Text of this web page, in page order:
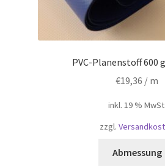
PVC-Planenstoff 600
€19,36 / m
inkl. 19 % MwSt.
zzgl.
Abmessung